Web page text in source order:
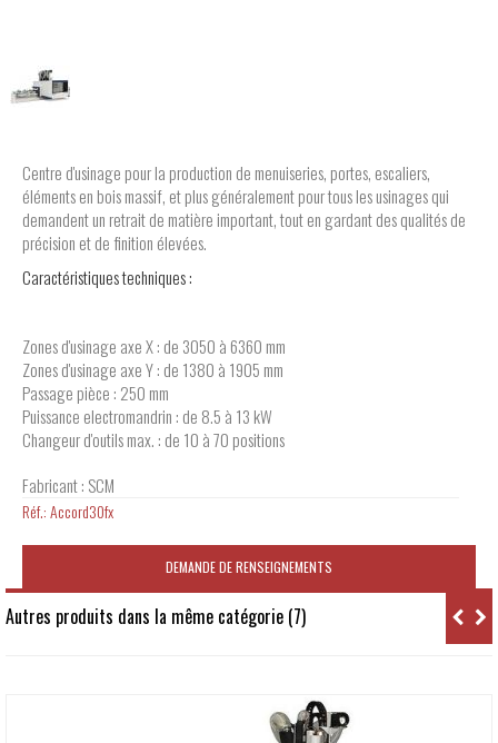
Centre d'usinage pour la production de menuiseries, portes, escaliers,
éléments en bois massif, et plus généralement pour tous les usinages qui
demandent un retrait de matière important, tout en gardant des qualités de
précision et de finition élevées.
Caractéristiques techniques :
Zones d'usinage axe X : de 3050 à 6360 mm
Zones d'usinage axe Y : de 1380 à 1905 mm
Passage pièce : 250 mm
Puissance electromandrin : de 8.5 à 13 kW
Changeur d'outils max. : de 10 à 70 positions
Fabricant : SCM
Réf.:Accord30fx
DEMANDE DE RENSEIGNEMENTS
Autres produits dans la même catégorie (7)